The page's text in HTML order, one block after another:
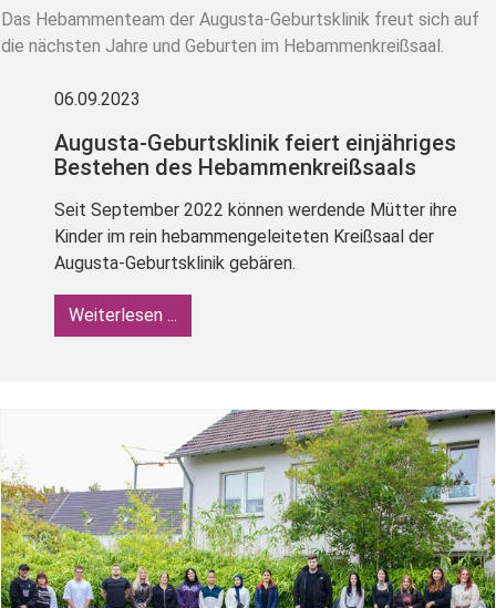
Das Hebammenteam der Augusta-Geburtsklinik freut sich auf
die nächsten Jahre und Geburten im Hebammenkreißsaal.
06.09.2023
Augusta-Geburtsklinik feiert einjähriges
Bestehen des Hebammenkreißsaals
Seit September 2022 können werdende Mütter ihre
Kinder im rein hebammengeleiteten Kreißsaal der
Augusta-Geburtsklinik gebären.
Weiterlesen ...